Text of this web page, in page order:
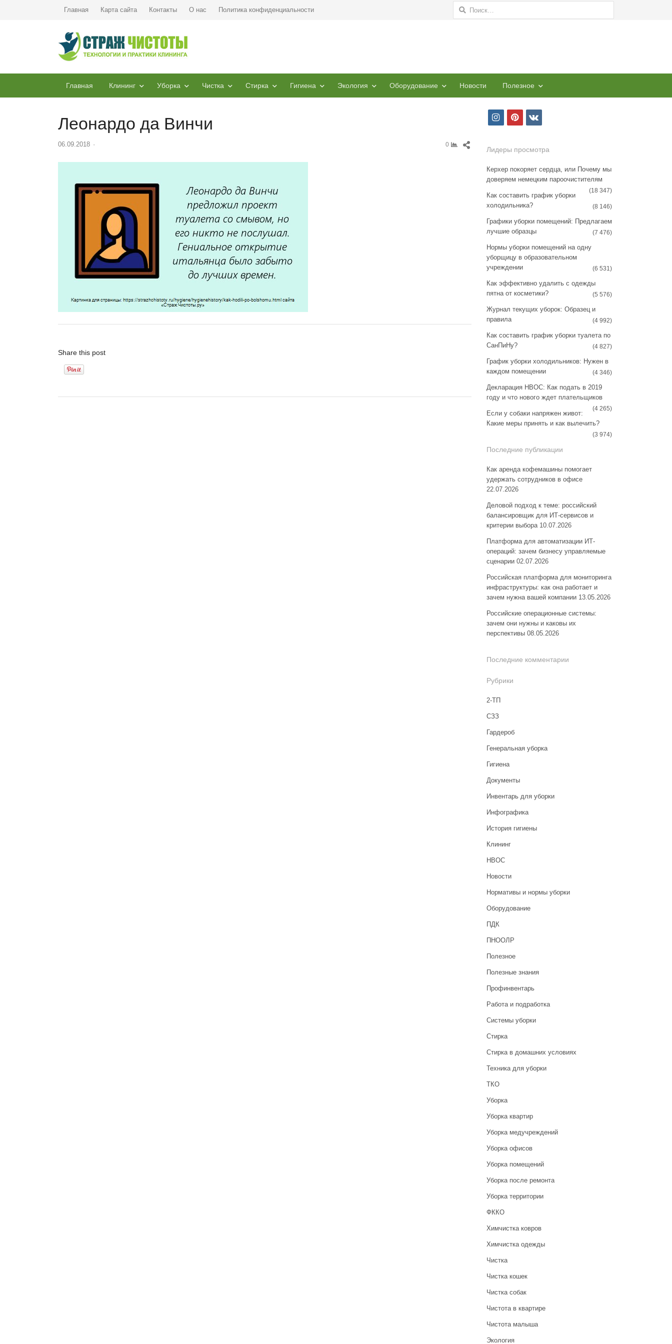
Главная Карта сайта Контакты О нас Политика конфиденциальности Найти:
Главная Клининг Уборка Чистка Стирка Гигиена Экология Оборудование Новости Полезное
Леонардо да Винчи
06.09.2018 0
Share
Share this post
i
s
a
g
a
m
p
n
e
r
s
t
v
Лидеры просмотра
Керхер покоряет сердца, или Почему мы
доверяем немецким пароочистителям
(18 347)
Как составить график уборки
холодильника?
(8 146)
Графики уборки помещений: Предлагаем
лучшие образцы
(7 476)
Нормы уборки помещений на одну
уборщицу в образовательном
учреждении
(6 531)
Как эффективно удалить с одежды
пятна от косметики?
(5 576)
Журнал текущих уборок: Образец и
правила
(4 992)
Как составить график уборки туалета по
СанПиНу?
(4 827)
График уборки холодильников: Нужен в
каждом помещении
(4 346)
Декларация НВОС: Как подать в 2019
году и что нового ждет плательщиков
(4 265)
Если у собаки напряжен живот:
Какие меры принять и как вылечить?
(3 974)
Последние публикации
Как аренда кофемашины помогает
удержать сотрудников в офисе
22.07.2026
Деловой подход к теме: российский
балансировщик для ИТ-сервисов и
критерии выбора 10.07.2026
Платформа для автоматизации ИТ-
операций: зачем бизнесу управляемые
сценарии 02.07.2026
Российская платформа для мониторинга
инфраструктуры: как она работает и
зачем нужна вашей компании 13.05.2026
Российские операционные системы:
зачем они нужны и каковы их
перспективы 08.05.2026
Последние комментарии
Рубрики
2-ТП
CЗЗ
Гардероб
Генеральная уборка
Гигиена
Документы
Инвентарь для уборки
Инфографика
История гигиены
Клининг
НВОС
Новости
Нормативы и нормы уборки
Оборудование
ПДК
ПНООЛР
Полезное
Полезные знания
Профинвентарь
Работа и подработка
Системы уборки
Стирка
Стирка в домашних условиях
Техника для уборки
ТКО
Уборка
Уборка квартир
Уборка медучреждений
Уборка офисов
Уборка помещений
Уборка после ремонта
Уборка территории
ФККО
Химчистка ковров
Химчистка одежды
Чистка
Чистка кошек
Чистка собак
Чистота в квартире
Чистота малыша
Экология